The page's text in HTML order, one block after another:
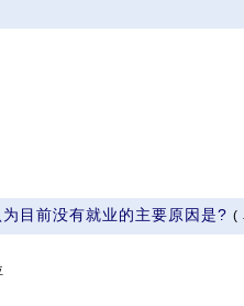
目前没有就业的主要原因是? (